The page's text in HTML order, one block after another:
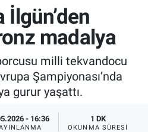
madalya
milli tekvandocu
Şampiyonası’nda
gurur yaşattı.
- 16:36 1 DK
OKUNMA SÜRESI
Haritası
ve Fikstür